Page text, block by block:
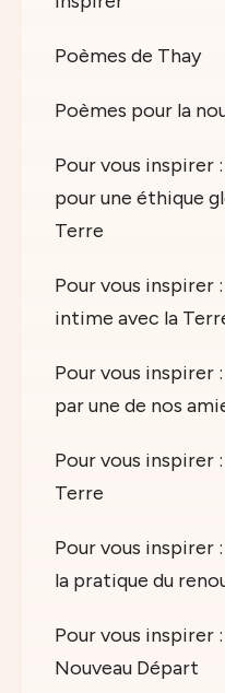
Poèmes de Thay
Poèmes pour la
Pour vous inspirer
pour une éthique
Terre
Pour vous inspirer
intime avec la
Pour vous inspirer
par une de nos
Pour vous inspirer
Terre
Pour vous inspirer
la pratique du
Pour vous inspirer
Nouveau Départ